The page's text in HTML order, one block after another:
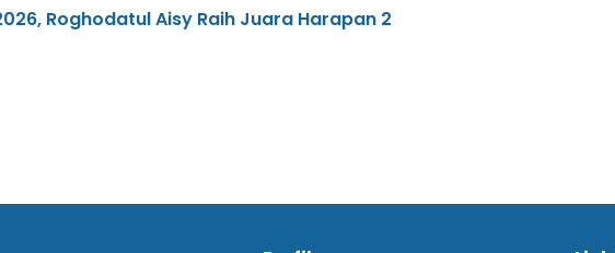
Roghodatul Aisy Raih Juara Harapan 2